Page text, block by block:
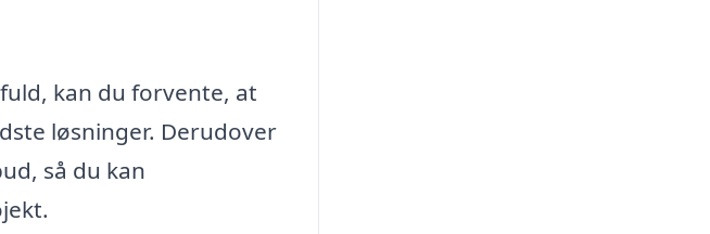
kan du forvente, at
løsninger. Derudover
så du kan